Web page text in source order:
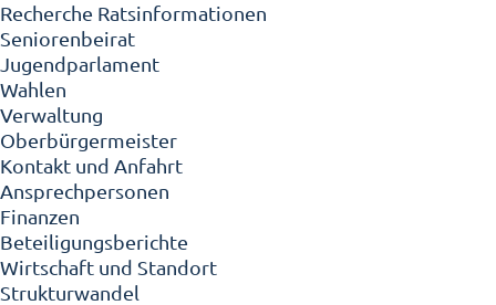
Recherche Ratsinformationen
Seniorenbeirat
Jugendparlament
Wahlen
Verwaltung
Oberbürgermeister
Kontakt und Anfahrt
Ansprechpersonen
Finanzen
Beteiligungsberichte
Wirtschaft und Standort
Strukturwandel